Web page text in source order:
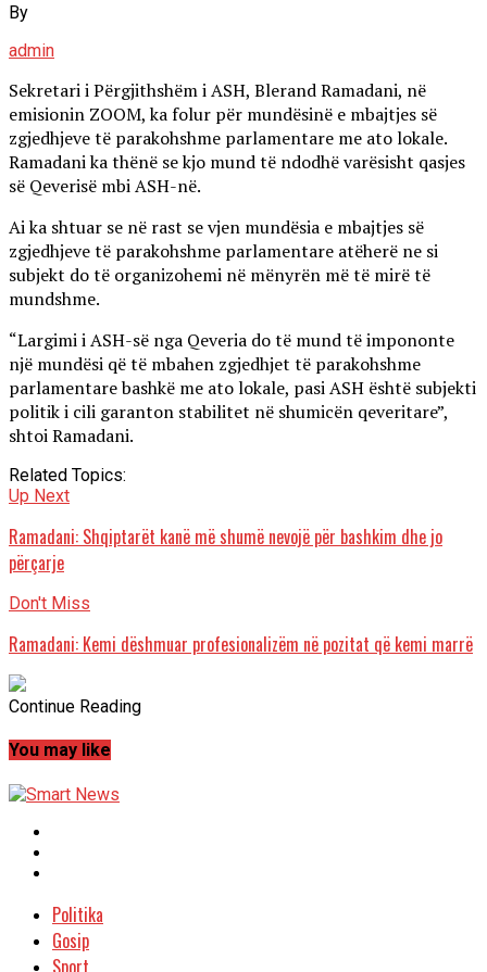
By
admin
Sekretari i Përgjithshëm i ASH, Blerand Ramadani, në
emisionin ZOOM, ka folur për mundësinë e mbajtjes së
zgjedhjeve të parakohshme parlamentare me ato lokale.
Ramadani ka thënë se kjo mund të ndodhë varësisht qasjes
së Qeverisë mbi ASH-në.
Ai ka shtuar se në rast se vjen mundësia e mbajtjes së
zgjedhjeve të parakohshme parlamentare atëherë ne si
subjekt do të organizohemi në mënyrën më të mirë të
mundshme.
“Largimi i ASH-së nga Qeveria do të mund të impononte
një mundësi që të mbahen zgjedhjet të parakohshme
parlamentare bashkë me ato lokale, pasi ASH është subjekti
politik i cili garanton stabilitet në shumicën qeveritare”,
shtoi Ramadani.
Related Topics:
Up Next
Ramadani: Shqiptarët kanë më shumë nevojë për bashkim dhe jo
përçarje
Don't Miss
Ramadani: Kemi dëshmuar profesionalizëm në pozitat që kemi marrë
Continue Reading
You may like
Politika
Gosip
Sport